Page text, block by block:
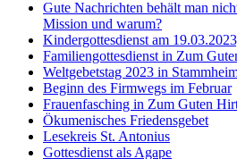
Gute Nachrichten behält man
Mission und warum?
Kindergottesdienst am
Familiengottesdienst in Zum
Weltgebetstag 2023 in
Beginn des Firmwegs im Februar
Frauenfasching in Zum Guten
Ökumenisches Friedensgebet
Lesekreis St. Antonius
Gottesdienst als Agape